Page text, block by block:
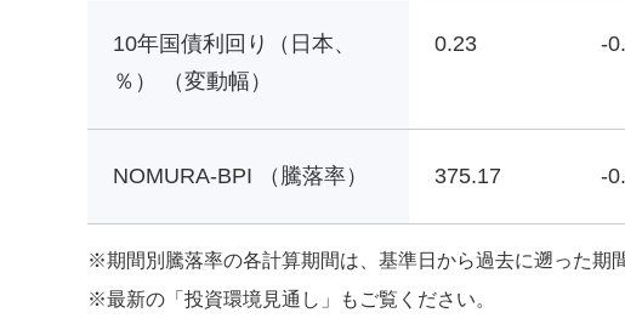
10年国債利回り（日本、
％） （変動幅）
0.23 -
NOMURA-BPI （騰落率） 375.17 -
※期間別騰落率の各計算期間は、基準日から過去に遡った期
※最新の「投資環境見通し」もご覧ください。